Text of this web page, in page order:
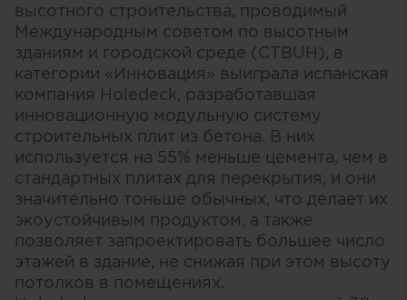
высотного строительства, проводимый
Международным советом по высотным
зданиям и городской среде (CTBUH), в
категории «Инновация» выиграла испанская
компания Holedeck, разработавшая
инновационную модульную систему
строительных плит из бетона. В них
используется на 55% меньше цемента, чем в
стандартных плитах для перекрытия, и они
значительно тоньше обычных, что делает их
экоустойчивым продуктом, а также
позволяет запроектировать большее число
этажей в здание, не снижая при этом высоту
потолков в помещениях.